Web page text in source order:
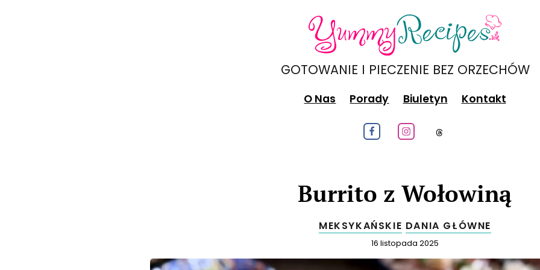
GOTOWANIE I PIECZENIE BEZ ORZECHÓW
O Nas Porady Biuletyn Kontakt
Burrito z Wołowiną
MEKSYKAŃSKIE DANIA GŁÓWNE
Opublikowano
16 listopada 2025